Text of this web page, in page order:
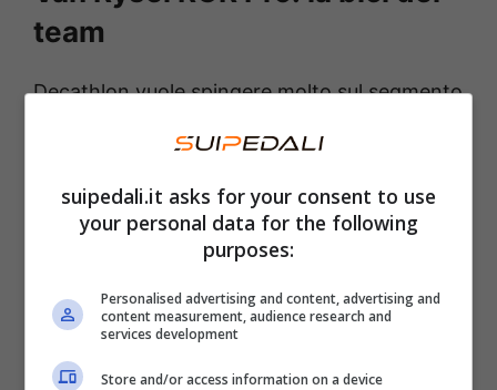
team
Decathlon vuole spingere molto sul segmento
RCR Pro, su cui i 28 corridori del team
Decathlon-Ag2r La Mondiale proveranno a
conquistare grandi traguardi.
Parliamo di untelaio realizzato interamente
in fibra di carbonio
, estremamente versatile,
suipedali.it asks for your consent to use
your personal data for the following
purposes:
Personalised advertising and content, advertising and
content measurement, audience research and
services development
Store and/or access information on a device